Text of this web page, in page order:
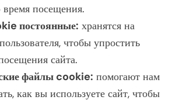
посещения.
постоянные: хранятся на
чтобы упростить
сайта.
файлы cookie: помогают нам
как вы используете сайт, чтобы